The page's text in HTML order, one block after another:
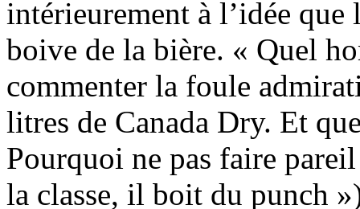
intérieurement à l’idée que
boive de la bière. « Quel
commenter la foule
litres de Canada Dry. Et
Pourquoi ne pas faire
la classe, il boit du punch